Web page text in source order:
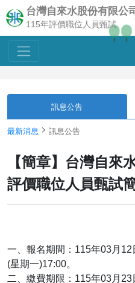
台灣自來水股份有限公
115年評價職位人員甄試
訊息公告
最新消息 訊息公告
【簡章】台灣自來
評價職位人員甄試
一、報名期間：115年03月12
(星期一)17:00。
二、繳費期限：115年03月23